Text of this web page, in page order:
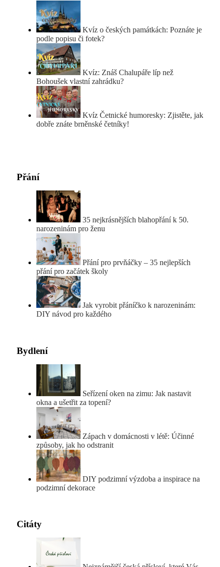
Kvíz o českých památkách: Poznáte je
podle popisu či fotek?
Kvíz: Znáš Chalupáře líp než
Bohoušek vlastní zahrádku?
Kvíz Četnické humoresky: Zjistěte, jak
dobře znáte brněnské četníky!
Přání
35 nejkrásnějších blahopřání k 50.
narozeninám pro ženu
Přání pro prvňáčky – 35 nejlepších
přání pro začátek školy
Jak vyrobit přáníčko k narozeninám:
DIY návod pro každého
Bydlení
Seřízení oken na zimu: Jak nastavit
okna a ušetřit za topení?
Zápach v domácnosti v létě: Účinné
způsoby, jak ho odstranit
DIY podzimní výzdoba a inspirace na
podzimní dekorace
Citáty